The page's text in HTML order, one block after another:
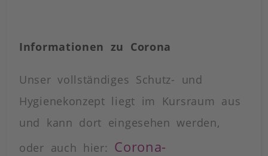
Informationen zu Corona
Unser vollständiges Schutz- und
Hygienekonzept liegt im Kursraum aus
und kann dort eingesehen werden,
oder auch hier: Corona-